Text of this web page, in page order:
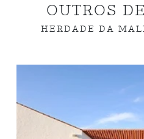
OUTROS
HERDADE DA